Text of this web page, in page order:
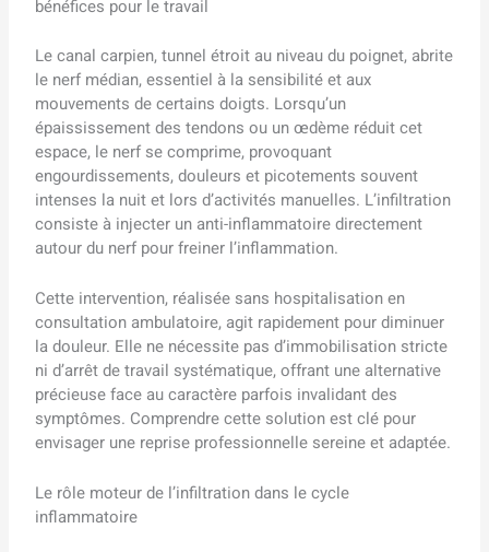
bénéfices pour le travail
Le canal carpien, tunnel étroit au niveau du poignet, abrite
le nerf médian, essentiel à la sensibilité et aux
mouvements de certains doigts. Lorsqu’un
épaississement des tendons ou un œdème réduit cet
espace, le nerf se comprime, provoquant
engourdissements, douleurs et picotements souvent
intenses la nuit et lors d’activités manuelles. L’infiltration
consiste à injecter un anti-inflammatoire directement
autour du nerf pour freiner l’inflammation.
Cette intervention, réalisée sans hospitalisation en
consultation ambulatoire, agit rapidement pour diminuer
la douleur. Elle ne nécessite pas d’immobilisation stricte
ni d’arrêt de travail systématique, offrant une alternative
précieuse face au caractère parfois invalidant des
symptômes. Comprendre cette solution est clé pour
envisager une reprise professionnelle sereine et adaptée.
Le rôle moteur de l’infiltration dans le cycle
inflammatoire